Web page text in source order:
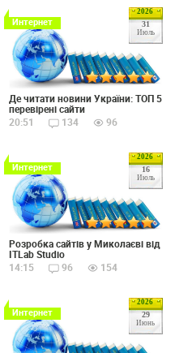
2026
31
Июль
Интернет
Де читати новини України: ТОП 5
перевірені сайти
20:51
134 96
2026
16
Июль
Интернет
Розробка сайтів у Миколаєві від
ITLab Studio
14:15
96 154
2026
29
Июнь
Интернет